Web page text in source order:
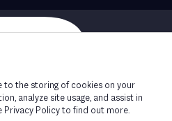
by Bonhomme
to the storing of cookies on your
analyze site usage, and assist in
Privacy Policy to find out more.